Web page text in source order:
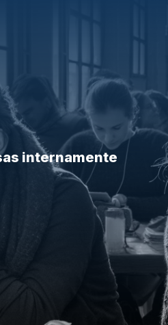
internamente